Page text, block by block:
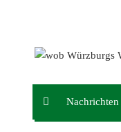
Nachrichten